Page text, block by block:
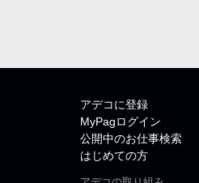
アデコに登録
MyPagログイン
公開中のお仕事検索
はじめての方